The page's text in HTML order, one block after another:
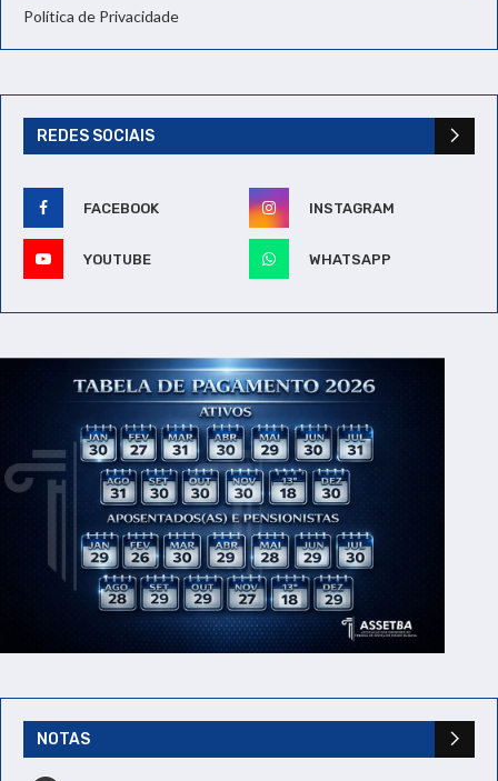
Política de Privacidade
REDES SOCIAIS
FACEBOOK INSTAGRAM
YOUTUBE WHATSAPP
NOTAS